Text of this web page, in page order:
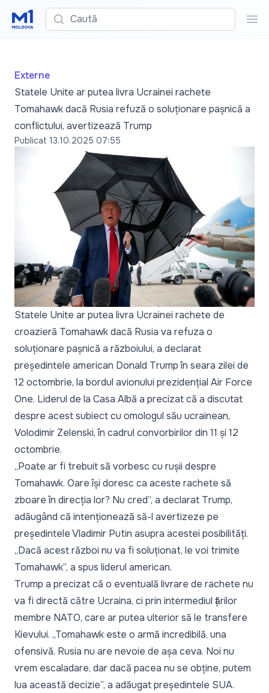
Caută
Externe
Statele Unite ar putea livra Ucrainei rachete
Tomahawk dacă Rusia refuză o soluționare pașnică a
conflictului, avertizează Trump
Publicat 13.10.2025 07:55
Statele Unite ar putea livra Ucrainei rachete de
croazieră Tomahawk dacă Rusia va refuza o
soluționare pașnică a războiului, a declarat
președintele american Donald Trump în seara zilei de
12 octombrie, la bordul avionului prezidențial Air Force
One. Liderul de la Casa Albă a precizat că a discutat
despre acest subiect cu omologul său ucrainean,
Volodimir Zelenski, în cadrul convorbirilor din 11 și 12
octombrie.
„Poate ar fi trebuit să vorbesc cu rușii despre
Tomahawk. Oare își doresc ca aceste rachete să
zboare în direcția lor? Nu cred”, a declarat Trump,
adăugând că intenționează să-l avertizeze pe
președintele Vladimir Putin asupra acestei posibilități.
„Dacă acest război nu va fi soluționat, le voi trimite
Tomahawk”, a spus liderul american.
Trump a precizat că o eventuală livrare de rachete nu
va fi directă către Ucraina, ci prin intermediul țărilor
membre NATO, care ar putea ulterior să le transfere
Kievului. „Tomahawk este o armă incredibilă, una
ofensivă. Rusia nu are nevoie de așa ceva. Noi nu
vrem escaladare, dar dacă pacea nu se obține, putem
lua această decizie”, a adăugat președintele SUA.